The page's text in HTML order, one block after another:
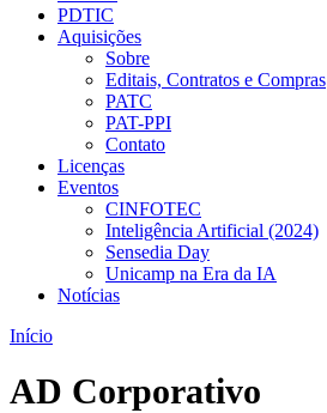
PDTIC
Aquisições
Sobre
Editais, Contratos e Compras
PATC
PAT-PPI
Contato
Licenças
Eventos
CINFOTEC
Inteligência Artificial (2024)
Sensedia Day
Unicamp na Era da IA
Notícias
Início
AD Corporativo